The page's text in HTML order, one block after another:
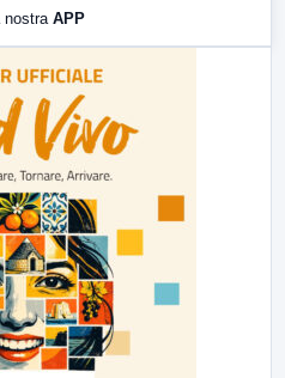
nostra APP